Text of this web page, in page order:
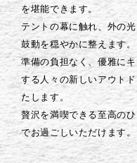
を堪能できます。
テントの幕に触れ、外の
鼓動を穏やかに整えます。
準備の負担なく、優雅に
する人々の新しいアウト
たします。
贅沢を満喫できる至高の
でお過ごしいただけます。